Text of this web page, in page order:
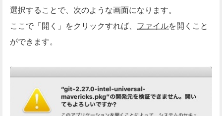
選択することで、次のような画面になります。
ここで「開く」をクリックすれば、 ファイルを開くこと
ができます。